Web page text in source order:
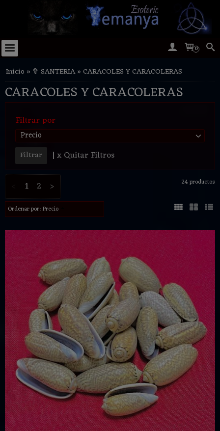
0
Inicio » ✞ SANTERIA»CARACOLES Y CARACOLERAS
CARACOLES Y CARACOLERAS
Filtrar por
Precio
| x Quitar Filtros
1 2 > 24 productos
Ordenar por:Precio